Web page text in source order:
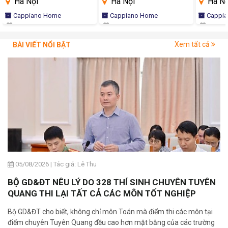
Cappiano Home Cappiano Home
BÀI VIẾT NỔI BẬT Xem tất cả
05/08/2026 | Tác giả: Lê Thu
BỘ GD&ĐT NÊU LÝ DO 328 THÍ SINH CHUYÊN TUYÊN
QUANG THI LẠI TẤT CẢ CÁC MÔN TỐT NGHIỆP
Bộ GD&ĐT cho biết, không chỉ môn Toán mà điểm thi các môn tại
điểm chuyên Tuyên Quang đều cao hơn mặt bằng của các trường